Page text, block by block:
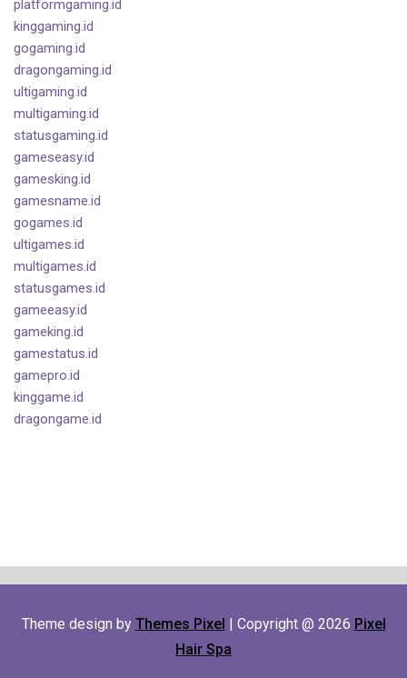
platformgaming.id
kinggaming.id
gogaming.id
dragongaming.id
ultigaming.id
multigaming.id
statusgaming.id
gameseasy.id
gamesking.id
gamesname.id
gogames.id
ultigames.id
multigames.id
statusgames.id
gameeasy.id
gameking.id
gamestatus.id
gamepro.id
kinggame.id
dragongame.id
Theme design by Themes Pixel | Copyright @ 2026 Pixel
Hair Spa